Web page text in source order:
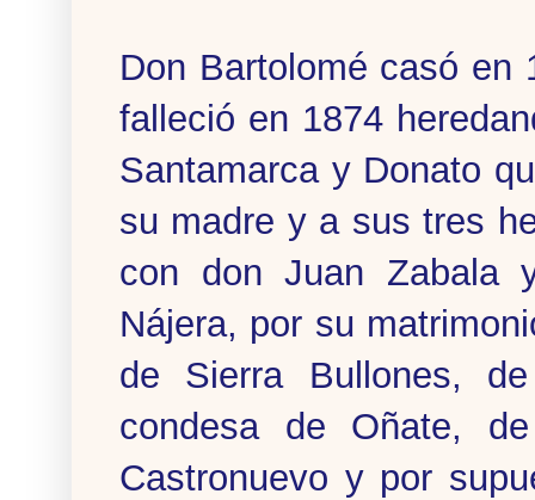
Don Bartolomé casó en
falleció en 1874
Santamarca y Donato
su madre y a sus tres
con don Juan Zabala
Nájera, por su
de Sierra Bullones,
condesa de Oñate,
Castronuevo y por